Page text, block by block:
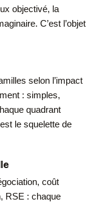
objectivé, la
C’est l’objet
selon l’impact
: simples,
quadrant
le squelette de
coût
RSE : chaque